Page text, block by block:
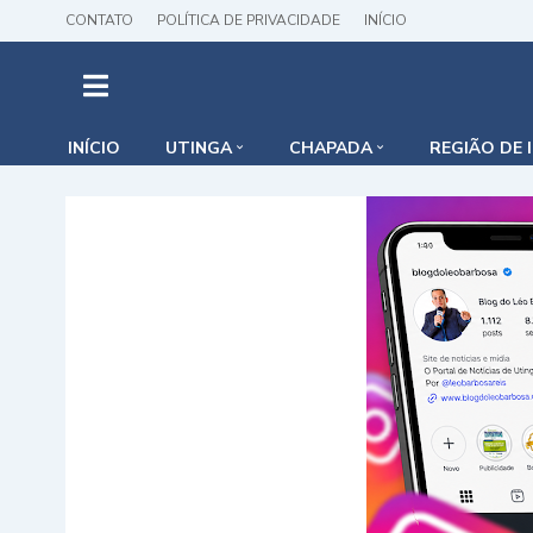
CONTATO POLÍTICA DE PRIVACIDADE INÍCIO
INÍCIO UTINGA CHAPADA REGIÃO DE